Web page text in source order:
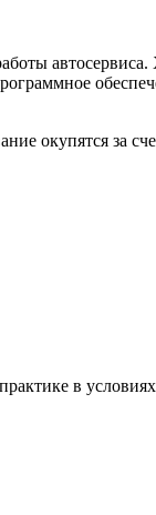
окупятся за
в